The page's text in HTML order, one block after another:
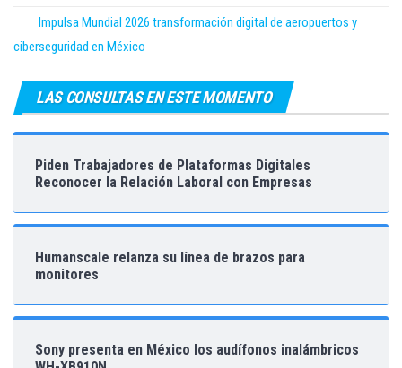
Impulsa Mundial 2026 transformación digital de aeropuertos y
ciberseguridad en México
LAS CONSULTAS EN ESTE MOMENTO
Piden Trabajadores de Plataformas Digitales
Reconocer la Relación Laboral con Empresas
Humanscale relanza su línea de brazos para
monitores
Sony presenta en México los audífonos inalámbricos